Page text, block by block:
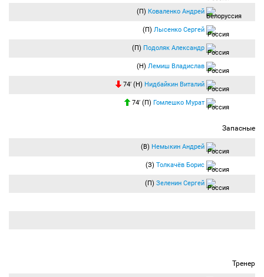
(П) Коваленко Андрей
(П) Лысенко Сергей
(П) Подоляк Александр
(Н) Лемиш Владислав
74′ (Н) Нидбайкин Виталий
74′ (П) Гомлешко Мурат
Запасные
(В) Немыкин Андрей
(З) Толкачёв Борис
(П) Зеленин Сергей
Тренер